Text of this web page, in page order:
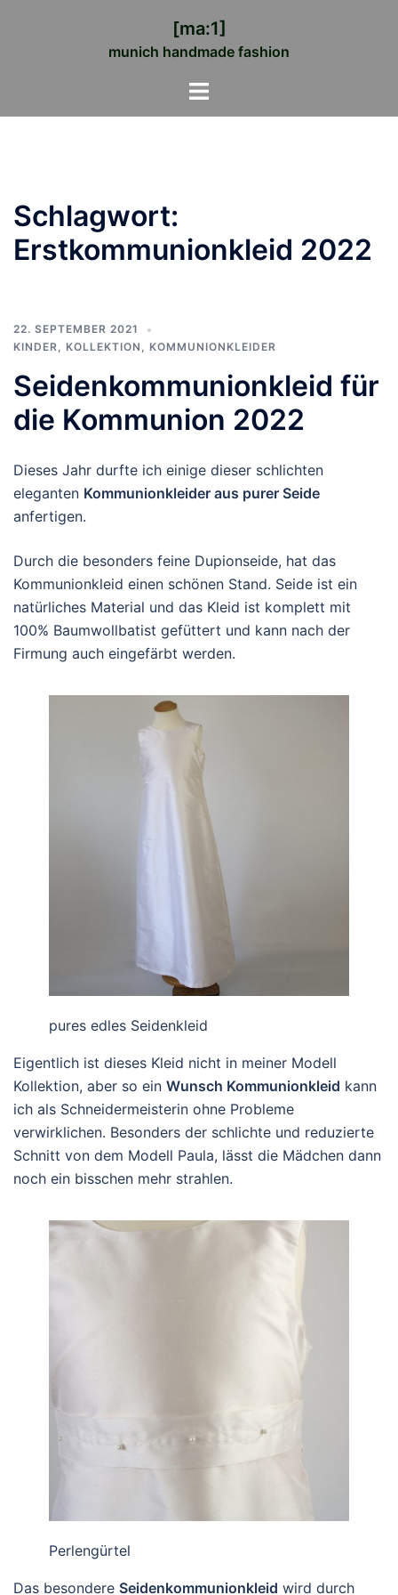
[ma:1]
munich handmade fashion
Menü
Schlagwort:
Erstkommunionkleid 2022
22. SEPTEMBER 2021
KINDER, KOLLEKTION , KOMMUNIONKLEIDER
Seidenkommunionkleid für
die Kommunion 2022
Dieses Jahr durfte ich einige dieser schlichten
eleganten Kommunionkleider aus purer Seide
anfertigen.
Durch die besonders feine Dupionseide, hat das
Kommunionkleid einen schönen Stand. Seide ist ein
natürliches Material und das Kleid ist komplett mit
100% Baumwollbatist gefüttert und kann nach der
Firmung auch eingefärbt werden.
pures edles Seidenkleid
Eigentlich ist dieses Kleid nicht in meiner Modell
Kollektion, aber so ein Wunsch Kommunionkleid kann
ich als Schneidermeisterin ohne Probleme
verwirklichen. Besonders der schlichte und reduzierte
Schnitt von dem Modell Paula, lässt die Mädchen dann
noch ein bisschen mehr strahlen.
Perlengürtel
Das besondere Seidenkommunionkleid wird durch